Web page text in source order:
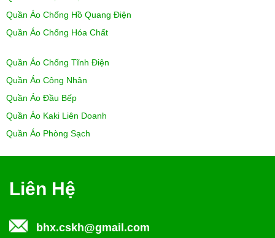
Quần Áo Chống Hồ Quang Điện
Quần Áo Chống Hóa Chất
Quần Áo Chống Tĩnh Điện
Quần Áo Công Nhân
Quần Áo Đầu Bếp
Quần Áo Kaki Liên Doanh
Quần Áo Phòng Sạch
Liên Hệ
bhx.cskh@gmail.com